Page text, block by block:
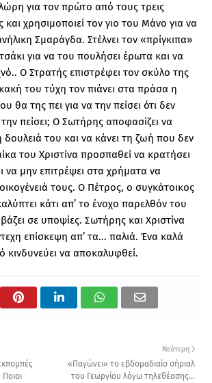
για τον πρώτο από τους τρεις
χρησιμοποιεί τον γιο του Μάνο για να
Σμαράγδα. Στέλνει τον «πρίγκιπα»
για να του πουλήσει έρωτα και να
Ο Στρατής επιστρέφει τον σκύλο της
του τύχη τον πιάνει στα πράσα η
θα της πει για να την πείσει ότι δεν
πείσει; Ο Σωτήρης αποφασίζει να
δουλειά του και να κάνει τη ζωή που δεν
του Χριστίνα προσπαθεί να κρατήσει
να μην επιτρέψει στα χρήματα να
τους. Ο Πέτρος, ο συγκάτοικος
κάτι απ’ το ένοχο παρελθόν του
σε υποψίες. Σωτήρης και Χριστίνα
επίσκεψη απ’ τα... παλιά. Ένα καλά
κινδυνεύει να αποκαλυφθεί.
Νεότερη
«Παγώνει» το εβδομαδιαίο σήριαλ
του Γεωργίου λόγω τηλεθέασης...